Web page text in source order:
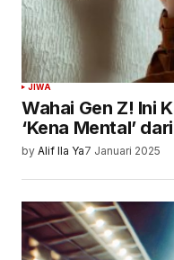
JIWA
Wahai Gen Z! Ini
‘Kena Mental’
by Alif Ila Ya7 Januari 2025